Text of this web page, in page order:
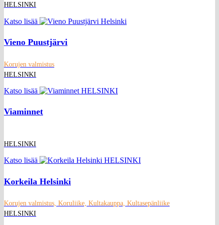
HELSINKI
Katso lisää
Vieno Puustjärvi
Korujen valmistus
HELSINKI
Katso lisää
Viaminnet
HELSINKI
Katso lisää
Korkeila Helsinki
Korujen valmistus, Koruliike, Kultakauppa, Kultasepänliike
HELSINKI